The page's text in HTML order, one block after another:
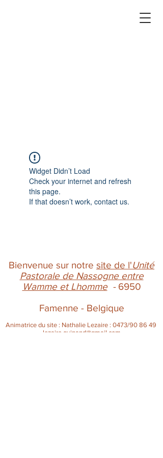
Widget Didn’t Load
Check your internet and refresh
this page.
If that doesn’t work, contact us.
Bienvenue sur notre site de l'Unité
Pastorale de Nassogne entre
Wamme et Lhomme- 6950
Famenne - Belgique
Animatrice du site : Nathalie Lezaire : 0473/90 86 49
lezaire.guinand@gmail.com